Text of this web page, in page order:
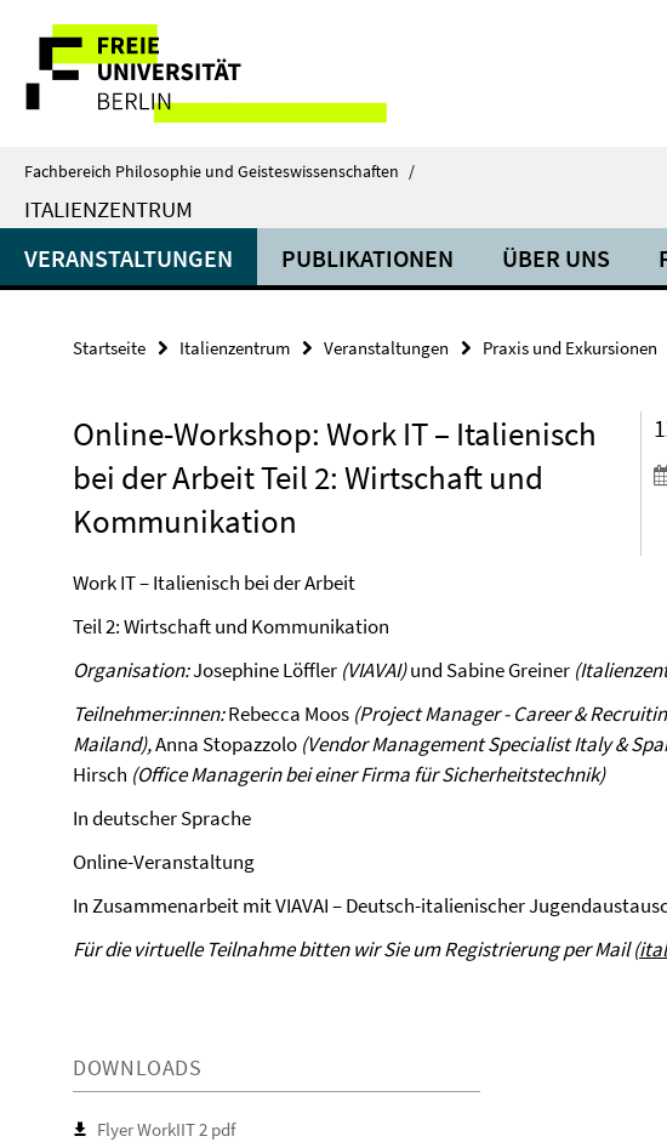
direkt
Inhalt
Service-
Navigation
Fachbereich Philosophie und Geisteswissenschaften /
ITALIENZENTRUM
VERANSTALTUNGEN PUBLIKATIONEN ÜBER UNS
Startseite Italienzentrum Veranstaltungen Praxis und Exkursionen
Online-Workshop: Work IT – Italienisch
bei der Arbeit Teil 2: Wirtschaft und
Kommunikation
Work IT – Italienisch bei der Arbeit
Teil 2: Wirtschaft und Kommunikation
Organisation:Josephine Löffler (VIAVAI)und Sabine Greiner
Teilnehmer:innen:Rebecca Moos (Project Manager - Career &
Mailand),Anna Stopazzolo (Vendor Management Specialist Italy &
Hirsch (Office Managerin bei einer Firma für Sicherheitstechnik)
In deutscher Sprache
Online-Veranstaltung
In Zusammenarbeit mit VIAVAI – Deutsch-italienischer
Für die virtuelle Teilnahme bitten wir Sie um Registrierung per Mail (
DOWNLOADS
Flyer WorkIIT 2 pdf